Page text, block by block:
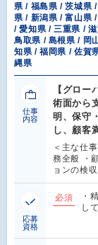
県 / 福島県 / 茨城県
県 / 新潟県 / 富山県
/ 愛知県 / 三重県 /
鳥取県 / 島根県 / 岡
知県 / 福岡県 / 佐賀
縄県
仕事
内容
【グロ
術面から
明、保守
し、顧客
＜主な仕
務全般 ・
ョンの検
応募
資格
必須
・
し